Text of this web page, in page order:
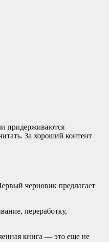
придерживаются
За хороший контент
черновик предлагает
переработку,
книга — это еще не